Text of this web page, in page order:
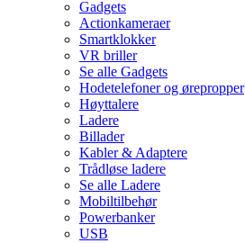
Gadgets
Actionkameraer
Smartklokker
VR briller
Se alle Gadgets
Hodetelefoner og ørepropper
Høyttalere
Ladere
Billader
Kabler & Adaptere
Trådløse ladere
Se alle Ladere
Mobiltilbehør
Powerbanker
USB